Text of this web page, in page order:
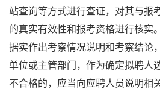
站查询等方式进行查证，对其与报
的真实有效性和报考资格进行核实
据实作出考察情况说明和考察结论
单位或主管部门，作为确定拟聘人
不合格的，应当向应聘人员说明相